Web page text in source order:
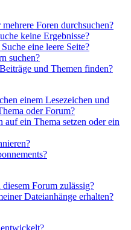
Foren durchsuchen?
keine Ergebnisse?
eine leere Seite?
suchen?
und Themen finden?
einem Lesezeichen und
oder Forum?
ein Thema setzen oder ein
Forum zulässig?
Dateianhänge erhalten?